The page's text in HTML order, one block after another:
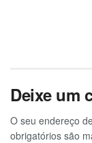
Deixe um
O seu endereço
obrigatórios são